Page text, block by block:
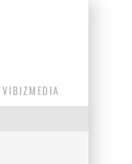
VIBIZMEDIA